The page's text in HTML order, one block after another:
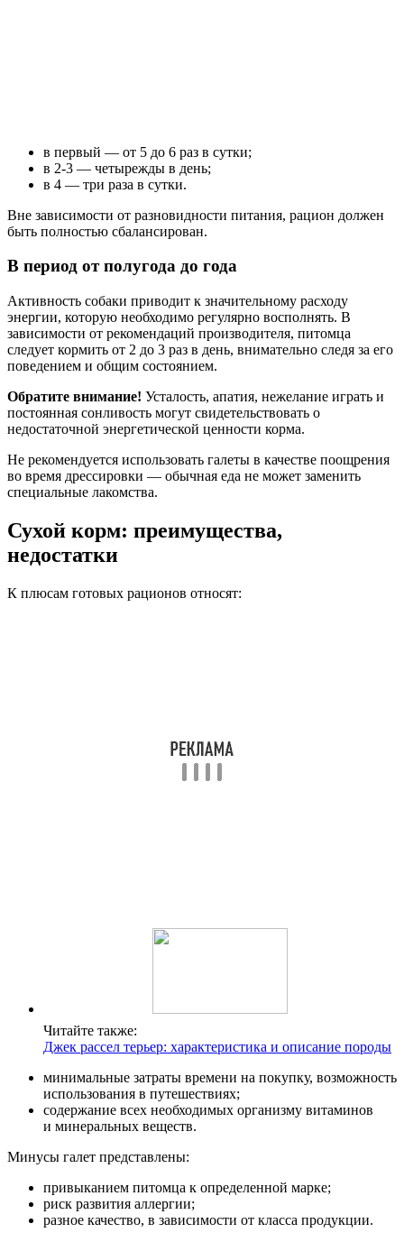
в первый — от 5 до 6 раз в сутки;
в 2-3 — четырежды в день;
в 4 — три раза в сутки.
Вне зависимости от разновидности питания, рацион должен
быть полностью сбалансирован.
В период от полугода до года
Активность собаки приводит к значительному расходу
энергии, которую необходимо регулярно восполнять. В
зависимости от рекомендаций производителя, питомца
следует кормить от 2 до 3 раз в день, внимательно следя за его
поведением и общим состоянием.
Обратите внимание! Усталость, апатия, нежелание играть и
постоянная сонливость могут свидетельствовать о
недостаточной энергетической ценности корма.
Не рекомендуется использовать галеты в качестве поощрения
во время дрессировки — обычная еда не может заменить
специальные лакомства.
Сухой корм: преимущества,
недостатки
К плюсам готовых рационов относят:
Читайте также:
Джек рассел терьер: характеристика и описание породы
минимальные затраты времени на покупку, возможность
использования в путешествиях;
содержание всех необходимых организму витаминов
и минеральных веществ.
Минусы галет представлены:
привыканием питомца к определенной марке;
риск развития аллергии;
разное качество, в зависимости от класса продукции.